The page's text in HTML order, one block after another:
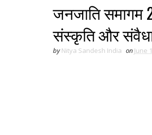
जनजाति समागम
संस्कृति और
by Nitya Sandesh India on June